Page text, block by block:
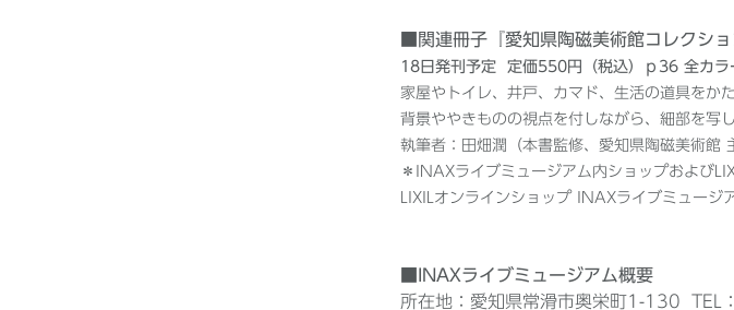
■関連冊子『愛知県陶磁美術館コレクシ
18日発刊予定 定価550円（税込）ｐ36 全カラ
家屋やトイレ、井戸、カマド、生活の道具をか
背景ややきものの視点を付しながら、細部を写
執筆者：田畑潤（本書監修、愛知県陶磁美術館
＊INAXライブミュージアム内ショップおよび
LIXILオンラインショップ INAXライブミュージ
■INAXライブミュージアム概要
所在地：愛知県常滑市奥栄町1-130